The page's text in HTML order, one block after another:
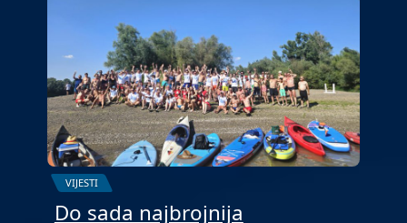
VIJESTI
Do sada najbrojnija